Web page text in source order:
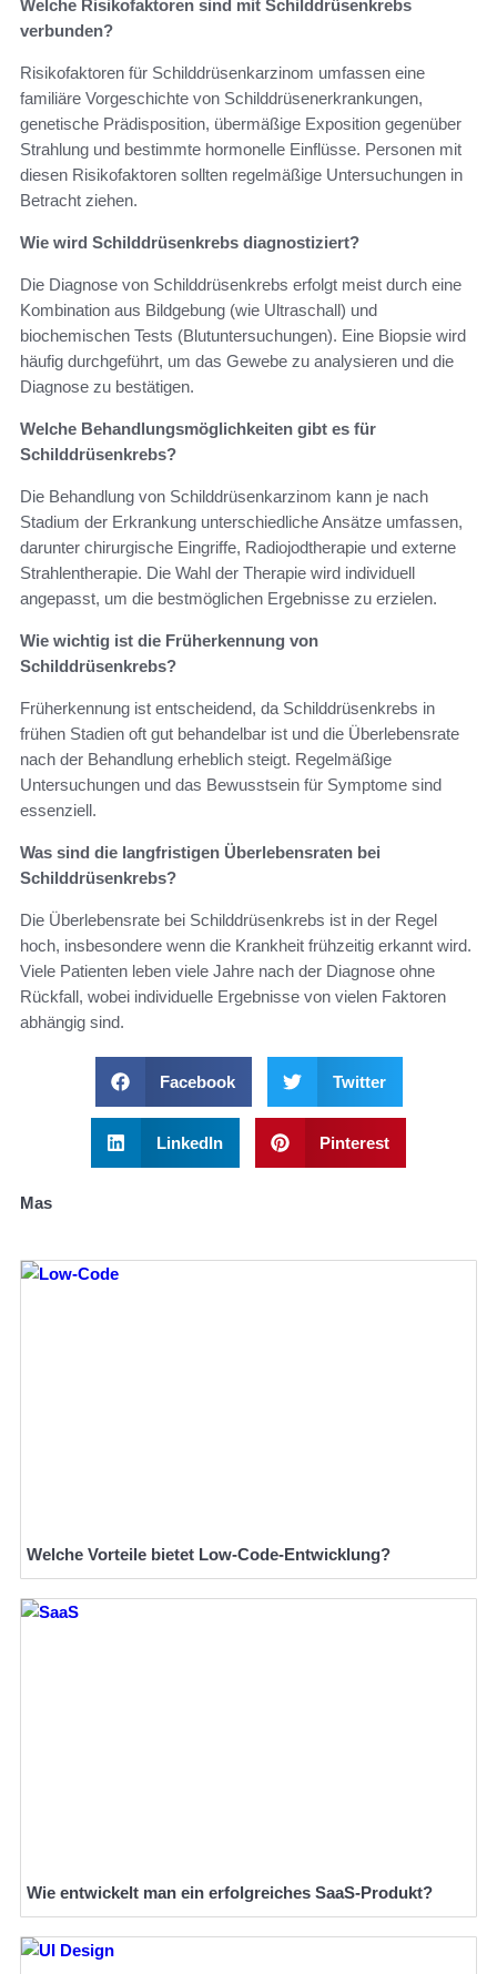
Welche Risikofaktoren sind mit Schilddrüsenkrebs
verbunden?
Risikofaktoren für Schilddrüsenkarzinom umfassen eine
familiäre Vorgeschichte von Schilddrüsenerkrankungen,
genetische Prädisposition, übermäßige Exposition gegenüber
Strahlung und bestimmte hormonelle Einflüsse. Personen mit
diesen Risikofaktoren sollten regelmäßige Untersuchungen in
Betracht ziehen.
Wie wird Schilddrüsenkrebs diagnostiziert?
Die Diagnose von Schilddrüsenkrebs erfolgt meist durch eine
Kombination aus Bildgebung (wie Ultraschall) und
biochemischen Tests (Blutuntersuchungen). Eine Biopsie wird
häufig durchgeführt, um das Gewebe zu analysieren und die
Diagnose zu bestätigen.
Welche Behandlungsmöglichkeiten gibt es für
Schilddrüsenkrebs?
Die Behandlung von Schilddrüsenkarzinom kann je nach
Stadium der Erkrankung unterschiedliche Ansätze umfassen,
darunter chirurgische Eingriffe, Radiojodtherapie und externe
Strahlentherapie. Die Wahl der Therapie wird individuell
angepasst, um die bestmöglichen Ergebnisse zu erzielen.
Wie wichtig ist die Früherkennung von
Schilddrüsenkrebs?
Früherkennung ist entscheidend, da Schilddrüsenkrebs in
frühen Stadien oft gut behandelbar ist und die Überlebensrate
nach der Behandlung erheblich steigt. Regelmäßige
Untersuchungen und das Bewusstsein für Symptome sind
essenziell.
Was sind die langfristigen Überlebensraten bei
Schilddrüsenkrebs?
Die Überlebensrate bei Schilddrüsenkrebs ist in der Regel
hoch, insbesondere wenn die Krankheit frühzeitig erkannt wird.
Viele Patienten leben viele Jahre nach der Diagnose ohne
Rückfall, wobei individuelle Ergebnisse von vielen Faktoren
abhängig sind.
Facebook Twitter
LinkedIn Pinterest
Mas
Welche Vorteile bietet Low-Code-Entwicklung?
Wie entwickelt man ein erfolgreiches SaaS-Produkt?